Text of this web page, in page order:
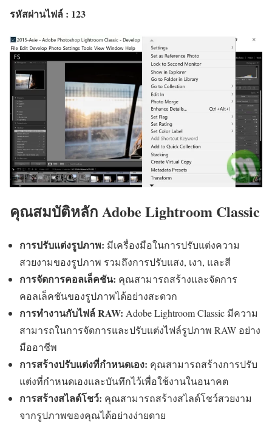
รหัสผ่านไฟล์ : 123
คุณสมบัติหลัก Adobe Lightroom Classic
การปรับแต่งรูปภาพ: มีเครื่องมือในการปรับแต่งความ
สวยงามของรูปภาพ รวมถึงการปรับแสง, เงา, และสี
การจัดการคอลเล็คชัน: คุณสามารถสร้างและจัดการ
คอลเล็คชันของรูปภาพได้อย่างสะดวก
การทำงานกับไฟล์ RAW: Adobe Lightroom Classic มีความ
สามารถในการจัดการและปรับแต่งไฟล์รูปภาพ RAW อย่าง
มืออาชีพ
การสร้างปรับแต่งที่กำหนดเอง: คุณสามารถสร้างการปรับ
แต่งที่กำหนดเองและบันทึกไว้เพื่อใช้งานในอนาคต
การสร้างสไลด์โชว์: คุณสามารถสร้างสไลด์โชว์สวยงาม
จากรูปภาพของคุณได้อย่างง่ายดาย